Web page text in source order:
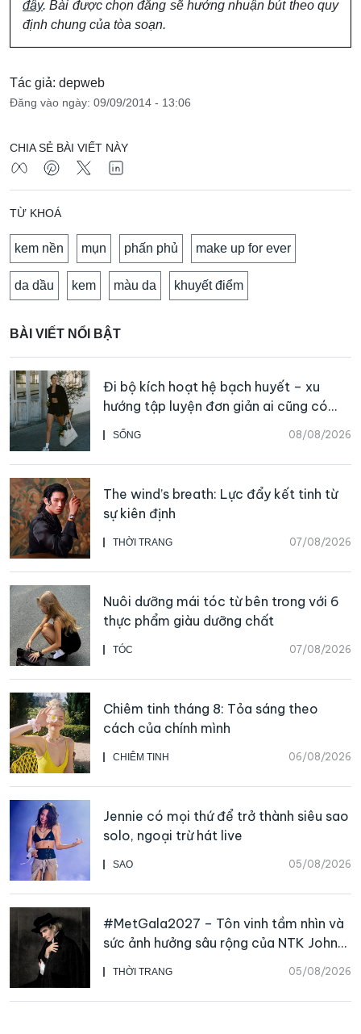
đây. Bài được chọn đăng sẽ hưởng nhuận bút theo quy
định chung của tòa soạn.
Tác giả: depweb
Đăng vào ngày: 09/09/2014 - 13:06
CHIA SẺ BÀI VIẾT NÀY
TỪ KHOÁ
kem nền mụn phấn phủ make up for ever
da dầu kem màu da khuyết điểm
BÀI VIẾT NỔI BẬT
SỐNG 08/08/2026
Đi bộ kích hoạt hệ bạch huyết – xu
hướng tập luyện đơn giản ai cũng có
thể bắt đầu
THỜI TRANG 07/08/2026
The wind’s breath: Lực đẩy kết tinh từ
sự kiên định
TÓC 07/08/2026
Nuôi dưỡng mái tóc từ bên trong với 6
thực phẩm giàu dưỡng chất
CHIÊM TINH 06/08/2026
Chiêm tinh tháng 8: Tỏa sáng theo
cách của chính mình
SAO 05/08/2026
Jennie có mọi thứ để trở thành siêu sao
solo, ngoại trừ hát live
THỜI TRANG 05/08/2026
#MetGala2027 – Tôn vinh tầm nhìn và
sức ảnh hưởng sâu rộng của NTK John
Galliano